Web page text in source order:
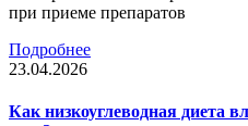
при приеме препаратов
Подробнее
23.04.2026
Как низкоуглеводная диета